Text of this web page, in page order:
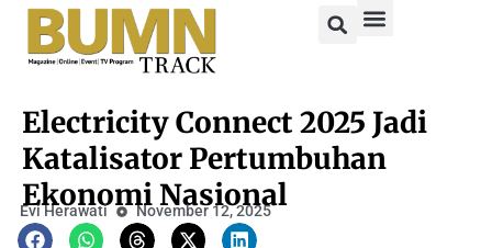
Electricity Connect 2025 Jadi
Katalisator Pertumbuhan
Ekonomi Nasional
Evi Herawati November 12, 2025